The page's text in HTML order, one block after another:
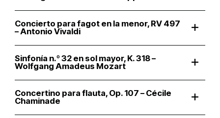
Concierto para fagot en la menor, RV 497
– Antonio Vivaldi
Sinfonía n.º 32 en sol mayor, K. 318 –
Wolfgang Amadeus Mozart
Concertino para flauta, Op. 107 – Cécile
Chaminade